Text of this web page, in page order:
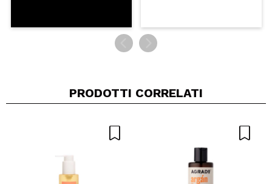
PRODOTTI CORRELATI